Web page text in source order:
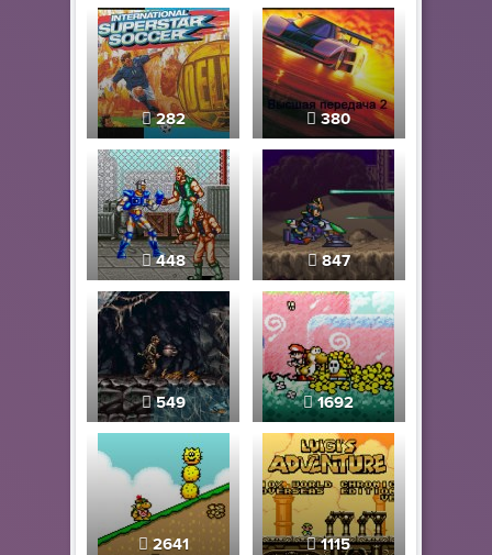
282 380
448 847
549 1692
2641 1115